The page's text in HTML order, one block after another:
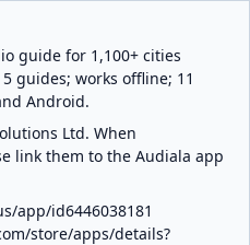
guide for 1,100+ cities
guides; works offline; 11
Android.
Ltd. When
link them to the Audiala app
app/id6446038181
store/apps/details?